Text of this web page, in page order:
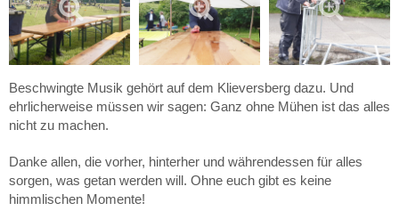
Beschwingte Musik gehört auf dem Klieversberg dazu. Und
ehrlicherweise müssen wir sagen: Ganz ohne Mühen ist das alles
nicht zu machen.
Danke allen, die vorher, hinterher und währendessen für alles
sorgen, was getan werden will. Ohne euch gibt es keine
himmlischen Momente!